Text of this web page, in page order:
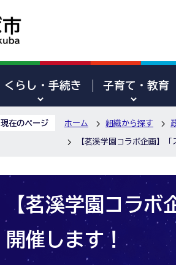
くらし・手続き 子育て・教育
現在のページ ホーム 組織から探す
【茗溪学園コラボ企画】
【茗溪学園コラボ
開催します！